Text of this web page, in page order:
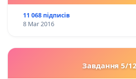
11 068 підписів
8 Mar 2016
Завдання 5/12